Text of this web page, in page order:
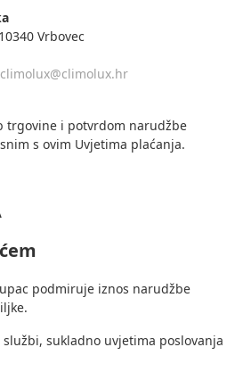
Vrbovec
climolux@climolux.hr
trgovine i potvrdom narudžbe
s ovim Uvjetima plaćanja.
podmiruje iznos narudžbe
sukladno uvjetima poslovanja